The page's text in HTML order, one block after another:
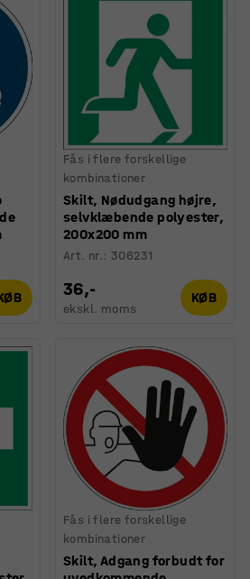
Fås i flere forskellige
kombinationer
Skilt, Nødudgang højre,
selvklæbende polyester,
200x200 mm
Art. nr.: 306231
36,-
ekskl. moms
KØB
Fås i flere forskellige
kombinationer
Skilt, Adgang forbudt for